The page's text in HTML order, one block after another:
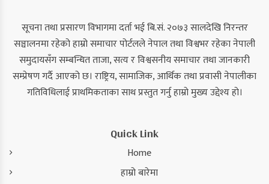
सूचना तथा प्रसारण विभागमा दर्ता भई बि.सं. २०७३ सालदेखि निरन्तर
सञ्चालनमा रहेको हाम्रो समाचार पोर्टलले नेपाल तथा विश्वभर रहेका नेपाली
समुदायसँग सम्बन्धित ताजा, सत्य र विश्वसनीय समाचार तथा जानकारी
सम्प्रेषण गर्दै आएको छ। राष्ट्रिय, सामाजिक, आर्थिक तथा प्रवासी नेपालीका
गतिविधिलाई प्राथमिकताका साथ प्रस्तुत गर्नु हाम्रो मुख्य उद्देश्य हो।
Quick Link
Home
हाम्रो बारेमा